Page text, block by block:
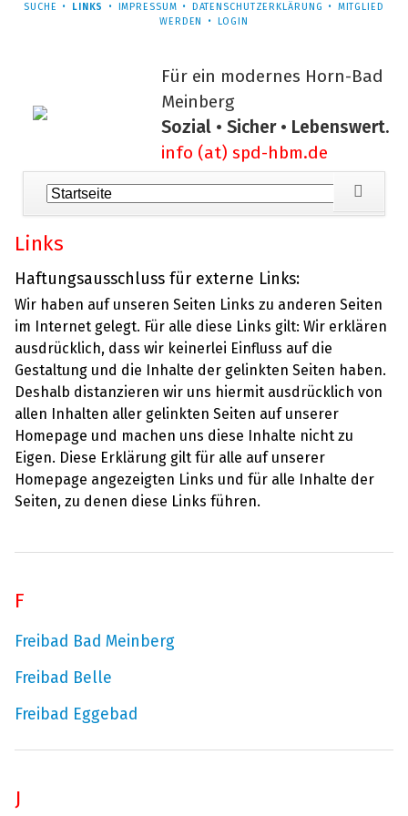
NAVIGATION
SUCHE LINKS IMPRESSUM DATENSCHUTZERKLÄRUNG
MITGLIED
WERDEN
LOGIN
Für ein modernes Horn-Bad
Meinberg
Sozial • Sicher • Lebenswert.
info (at) spd-hbm.de
Navigation
überspringen
Links
Haftungsausschluss für externe Links:
Wir haben auf unseren Seiten Links zu anderen Seiten
im Internet gelegt. Für alle diese Links gilt: Wir erklären
ausdrücklich, dass wir keinerlei Einfluss auf die
Gestaltung und die Inhalte der gelinkten Seiten haben.
Deshalb distanzieren wir uns hiermit ausdrücklich von
allen Inhalten aller gelinkten Seiten auf unserer
Homepage und machen uns diese Inhalte nicht zu
Eigen. Diese Erklärung gilt für alle auf unserer
Homepage angezeigten Links und für alle Inhalte der
Seiten, zu denen diese Links führen.
F
Freibad Bad Meinberg
Freibad Belle
Freibad Eggebad
J